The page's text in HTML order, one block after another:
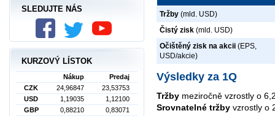
Tržby (mld. USD)
Čistý zisk (mld. USD)
Očištěný zisk na akcii (EPS,
USD/akcie)
Výsledky za 1Q
Tržby meziročně vzrostly o
Srovnatelné tržby vzrostly o
SLEDUJTE NÁS
KURZOVÝ LÍSTOK
Nákup
Predaj
CZK
24,96847
23,53753
USD
1,19035
1,12100
GBP
0,88210
0,83071